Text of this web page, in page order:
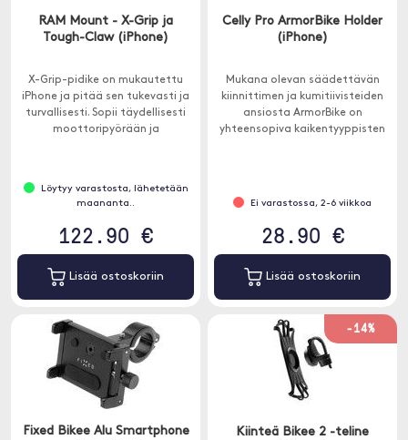
RAM Mount - X-Grip ja
Tough-Claw (iPhone)
X-Grip-pidike on mukautettu
iPhone ja pitää sen tukevasti ja
turvallisesti. Sopii täydellisesti
moottoripyörään ja
Löytyy varastosta, lähetetään
maananta..
122.90 €
Lisää ostoskoriin
Celly Pro ArmorBike Holder
(iPhone)
Mukana olevan säädettävän
kiinnittimen ja kumitiivisteiden
ansiosta ArmorBike on
yhteensopiva kaikentyyppisten
Ei varastossa, 2-6 viikkoa
28.90 €
Lisää ostoskoriin
Fixed Bikee Alu Smartphone
-14%
Kiinteä Bikee 2 -teline